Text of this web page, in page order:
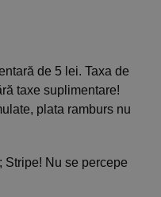
de 5 lei. Taxa de
taxe suplimentare!
plata ramburs nu
Stripe! Nu se percepe